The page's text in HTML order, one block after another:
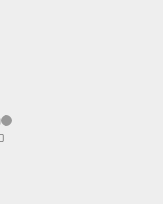
indisponible
Service client indisponible